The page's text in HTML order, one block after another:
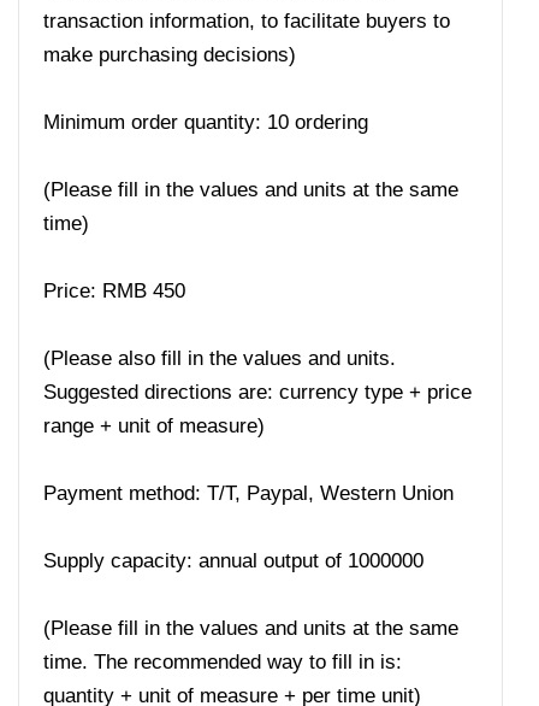
transaction information, to facilitate buyers to
make purchasing decisions)
Minimum order quantity: 10 ordering
(Please fill in the values ​​and units at the same
time)
Price: RMB 450
(Please also fill in the values ​​and units.
Suggested directions are: currency type + price
range + unit of measure)
Payment method: T/T, Paypal, Western Union
Supply capacity: annual output of 1000000
(Please fill in the values ​​and units at the same
time. The recommended way to fill in is:
quantity + unit of measure + per time unit)